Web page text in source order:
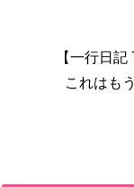
【一行日
これはも